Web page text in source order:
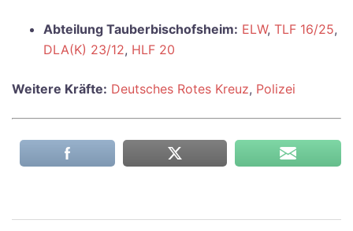
Abteilung Tauberbischofsheim: ELW, TLF 16/25,
DLA(K) 23/12, HLF 20
Weitere Kräfte: Deutsches Rotes Kreuz, Polizei